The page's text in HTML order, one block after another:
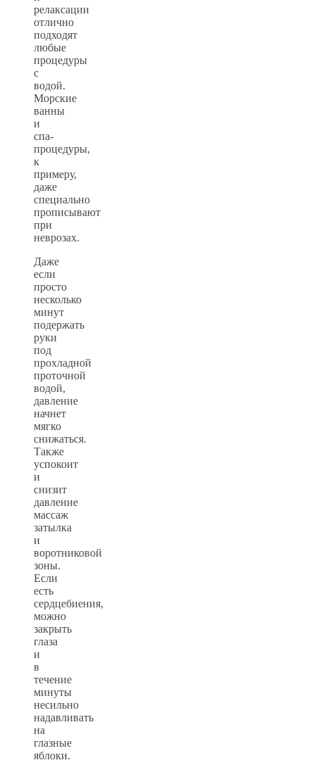
релаксации
отлично
подходят
любые
процедуры
с
водой.
Морские
ванны
и
спа-
процедуры,
к
примеру,
даже
специально
прописывают
при
неврозах.
Даже
если
просто
несколько
минут
подержать
руки
под
прохладной
проточной
водой,
давление
начнет
мягко
снижаться.
Также
успокоит
и
снизит
давление
массаж
затылка
и
воротниковой
зоны.
Если
есть
сердцебиения,
можно
закрыть
глаза
и
в
течение
минуты
несильно
надавливать
на
глазные
яблоки.